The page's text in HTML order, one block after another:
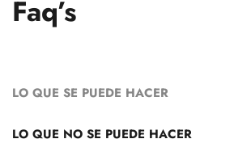
Faq’s
LO QUE SE PUEDE HACER
LO QUE NO SE PUEDE HACER